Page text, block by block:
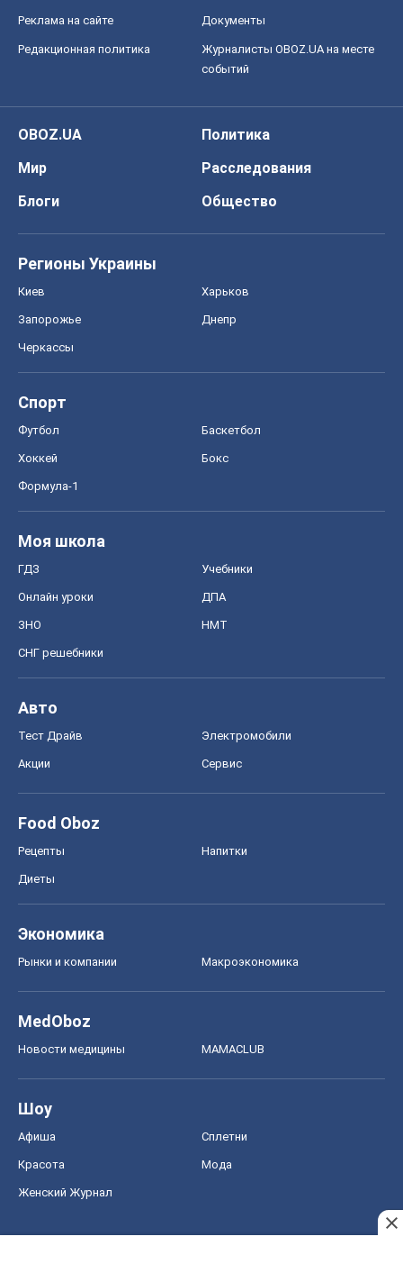
Реклама на сайте Документы
Редакционная политика
Журналисты OBOZ.UA на месте
событий
OBOZ.UA
Политика
Мир
Расследования
Блоги
Общество
Регионы Украины
Киев Харьков
Запорожье Днепр
Черкассы
Спорт
Футбол Баскетбол
Хоккей Бокс
Формула-1
Моя школа
ГДЗ Учебники
Онлайн уроки ДПА
ЗНО НМТ
СНГ решебники
Авто
Тест Драйв Электромобили
Акции Сервис
Food Oboz
Рецепты Напитки
Диеты
Экономика
Рынки и компании Mакроэкономика
MedOboz
Новости медицины MAMACLUB
Шоу
Афиша Сплетни
Красота Мода
Женский Журнал